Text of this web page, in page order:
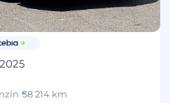
2025
38 214 km